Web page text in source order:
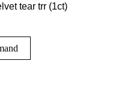
tear trr (1ct)